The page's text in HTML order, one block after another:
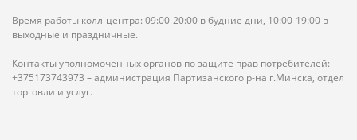
Время работы колл-центра: 09:00-20:00 в будние дни, 10:00-19:00 в
выходные и праздничные.
Контакты уполномоченных органов по защите прав потребителей:
+375173743973 – администрация Партизанского р-на г.Минска, отдел
торговли и услуг.